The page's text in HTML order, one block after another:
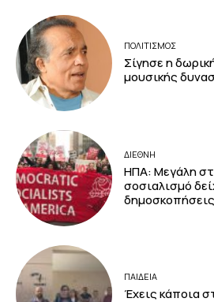
ΠΟΛΙΤΙΣΜΟΣ
Σίγησε η
μουσικής
ΔΙΕΘΝΗ
ΗΠΑ: Μεγάλη
σοσιαλισμό
δημοσκοπήσεις
ΠΑΙΔΕΙΑ
Έχεις κάποια